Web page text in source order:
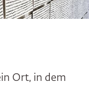
Ort, in dem